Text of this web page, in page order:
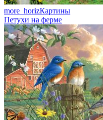
more_horizКартины
Петухи на ферме